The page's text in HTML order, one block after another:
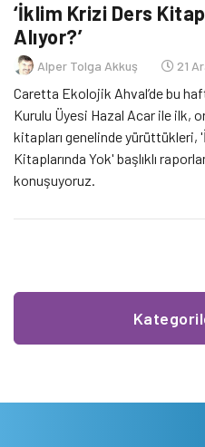
‘İklim Krizi Ders
Alıyor?’
Alper Tolga Akkuş 21
Caretta Ekolojik Ahval’de bu
Kurulu Üyesi Hazal Acar ile ilk,
kitapları genelinde yürüttükleri,
Kitaplarında Yok' başlıklı
konuşuyoruz.